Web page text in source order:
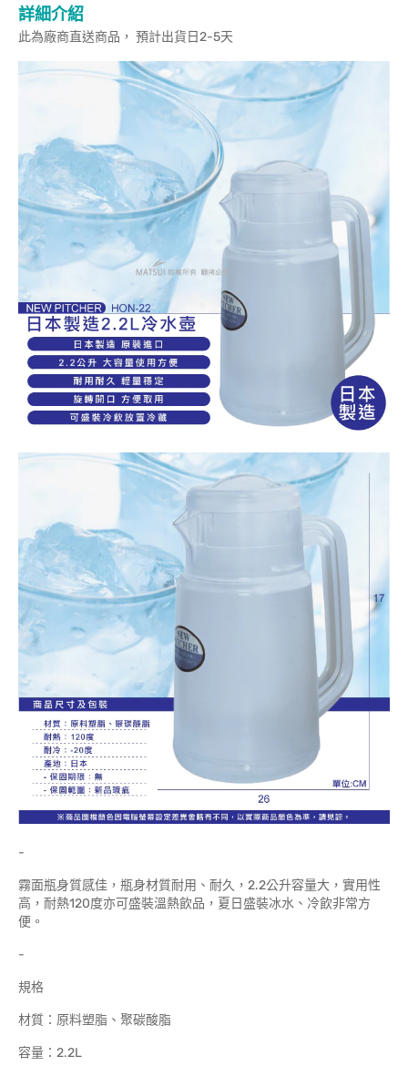
詳細介紹
此為廠商直送商品， 預計出貨日2-5天
-
霧面瓶身質感佳，瓶身材質耐用、耐久，2.2公升容量大，實用性
高，耐熱120度亦可盛裝溫熱飲品，夏日盛裝冰水、冷飲非常方
便。
-
規格
材質：原料塑脂、聚碳酸脂
容量：2.2L